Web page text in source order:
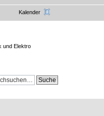
Kalender
und Elektro